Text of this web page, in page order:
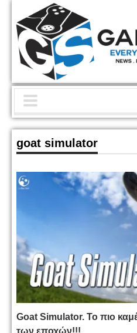
goat simulator
Goat Simulator. Το πιο
των εποχών!!!